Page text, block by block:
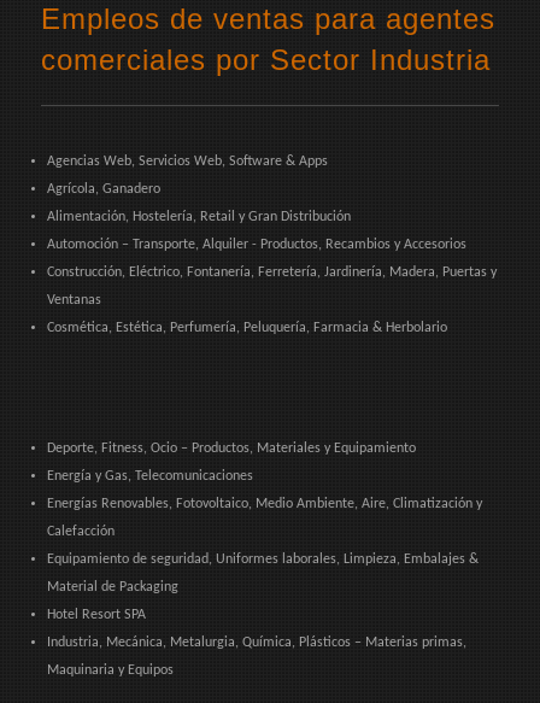
Empleos de ventas para agentes
comerciales por Sector Industria
Agencias Web, Servicios Web, Software & Apps
Agrícola, Ganadero
Alimentación, Hostelería, Retail y Gran Distribución
Automoción – Transporte, Alquiler - Productos, Recambios y Accesorios
Construcción, Eléctrico, Fontanería, Ferretería, Jardinería, Madera, Puertas y
Ventanas
Cosmética, Estética, Perfumería, Peluquería, Farmacia & Herbolario
Deporte, Fitness, Ocio – Productos, Materiales y Equipamiento
Energía y Gas, Telecomunicaciones
Energías Renovables, Fotovoltaico, Medio Ambiente, Aire, Climatización y
Calefacción
Equipamiento de seguridad, Uniformes laborales, Limpieza, Embalajes &
Material de Packaging
Hotel Resort SPA
Industria, Mecánica, Metalurgia, Química, Plásticos – Materias primas,
Maquinaria y Equipos